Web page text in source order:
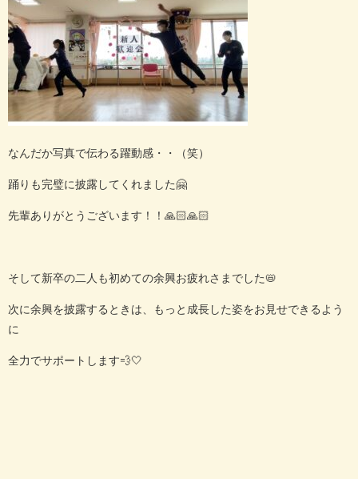
なんだか写真で伝わる躍動感・・（笑）
踊りも完璧に披露してくれました🤗
先輩ありがとうございます！！🙏🏻🙏🏻
そして新卒の二人も初めての余興お疲れさまでした📛
次に余興を披露するときは、もっと成長した姿をお見せできるよう
に
全力でサポートします💨🤍